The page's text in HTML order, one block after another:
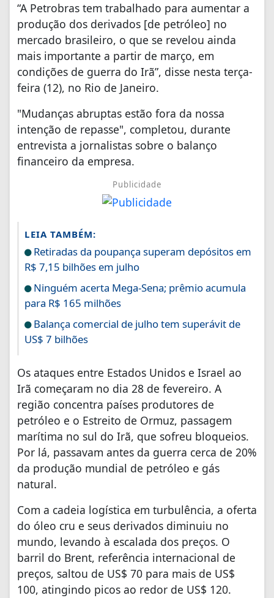
“A Petrobras tem trabalhado para aumentar a
produção dos derivados [de petróleo] no
mercado brasileiro, o que se revelou ainda
mais importante a partir de março, em
condições de guerra do Irã”, disse nesta terça-
feira (12), no Rio de Janeiro.
"Mudanças abruptas estão fora da nossa
intenção de repasse", completou, durante
entrevista a jornalistas sobre o balanço
financeiro da empresa.
Publicidade
LEIA TAMBÉM:
Retiradas da poupança superam depósitos em
R$ 7,15 bilhões em julho
Ninguém acerta Mega-Sena; prêmio acumula
para R$ 165 milhões
Balança comercial de julho tem superávit de
US$ 7 bilhões
Os ataques entre Estados Unidos e Israel ao
Irã começaram no dia 28 de fevereiro. A
região concentra países produtores de
petróleo e o Estreito de Ormuz, passagem
marítima no sul do Irã, que sofreu bloqueios.
Por lá, passavam antes da guerra cerca de 20%
da produção mundial de petróleo e gás
natural.
Com a cadeia logística em turbulência, a oferta
do óleo cru e seus derivados diminuiu no
mundo, levando à escalada dos preços. O
barril do Brent, referência internacional de
preços, saltou de US$ 70 para mais de US$
100, atingindo picos ao redor de US$ 120.